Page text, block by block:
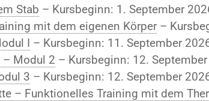
Stab – Kursbeginn: 1. September
mit dem eigenen Körper –
I – Kursbeginn: 11. September
– Modul 2 – Kursbeginn: 12.
3 – Kursbeginn: 12. September
– Funktionelles Training mit dem